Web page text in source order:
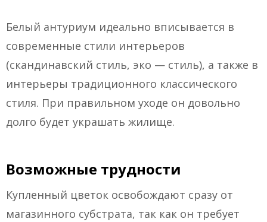
Белый антуриум идеально вписывается в
современные стили интерьеров
(скандинавский стиль, эко — стиль), а также в
интерьеры традиционного классического
стиля. При правильном уходе он довольно
долго будет украшать жилище.
Возможные трудности
Купленный цветок освобождают сразу от
магазинного субстрата, так как он требует